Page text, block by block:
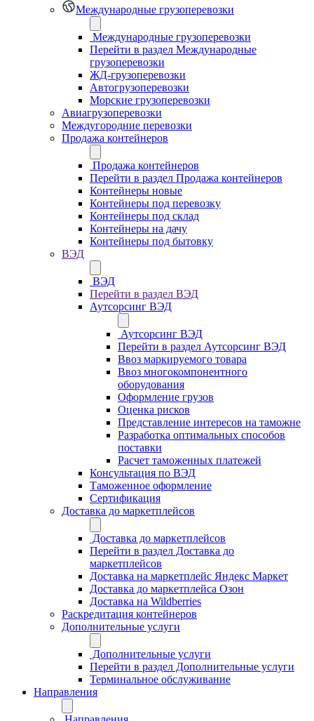
Международные грузоперевозки
Международные грузоперевозки
Перейти в раздел Международные
грузоперевозки
ЖД-грузоперевозки
Автогрузоперевозки
Морские грузоперевозки
Авиагрузоперевозки
Междугородние перевозки
Продажа контейнеров
Продажа контейнеров
Перейти в раздел Продажа контейнеров
Контейнеры новые
Контейнеры под перевозку
Контейнеры под склад
Контейнеры на дачу
Контейнеры под бытовку
ВЭД
ВЭД
Перейти в раздел ВЭД
Аутсорсинг ВЭД
Аутсорсинг ВЭД
Перейти в раздел Аутсорсинг ВЭД
Ввоз маркируемого товара
Ввоз многокомпонентного
оборудования
Оформление грузов
Оценка рисков
Представление интересов на таможне
Разработка оптимальных способов
поставки
Расчет таможенных платежей
Консультация по ВЭД
Таможенное оформление
Сертификация
Доставка до маркетплейсов
Доставка до маркетплейсов
Перейти в раздел Доставка до
маркетплейсов
Доставка на маркетплейс Яндекс Маркет
Доставка до маркетплейса Озон
Доставка на Wildberries
Раскредитация контейнеров
Дополнительные услуги
Дополнительные услуги
Перейти в раздел Дополнительные услуги
Терминальное обслуживание
Направления